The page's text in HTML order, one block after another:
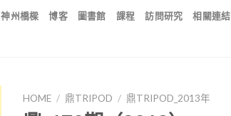
州橋樑 博客 圖書館 課程 訪問研究 相關連結
HOME / 鼎TRIPOD / 鼎TRIPOD_2013年